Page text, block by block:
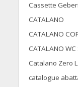
Cassette
CATALANO
CATALANO
CATALANO WC
Catalano Zero
catalogue